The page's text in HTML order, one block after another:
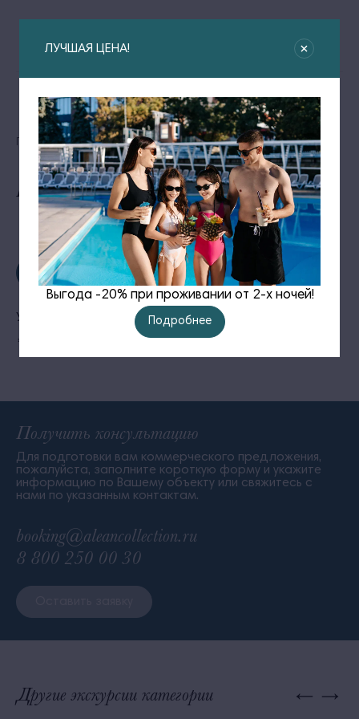
Главная Экскурсии Рыбалка на яхте *
Рыбалка на яхте *
Записаться
Утренняя рыбалка с 8:00 до 11:00 на яхте
* Возможны дополнительные расходы
Получить консультацию
Для подготовки вам коммерческого предложения,
пожалуйста, заполните короткую форму и укажите
информацию по Вашему объекту или свяжитесь с
нами по указанным контактам.
booking@aleancollection.ru
8 800 250 00 30
Другие экскурсии категории
ЛУЧШАЯ ЦЕНА!
Выгода -20% при проживании от 2-х ночей!
Подробнее